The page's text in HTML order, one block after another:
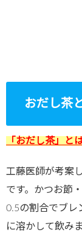
おだし茶
「おだし茶」と
工藤医師が考案
です。かつお節
0.5の割合でブレ
に溶かして飲みま